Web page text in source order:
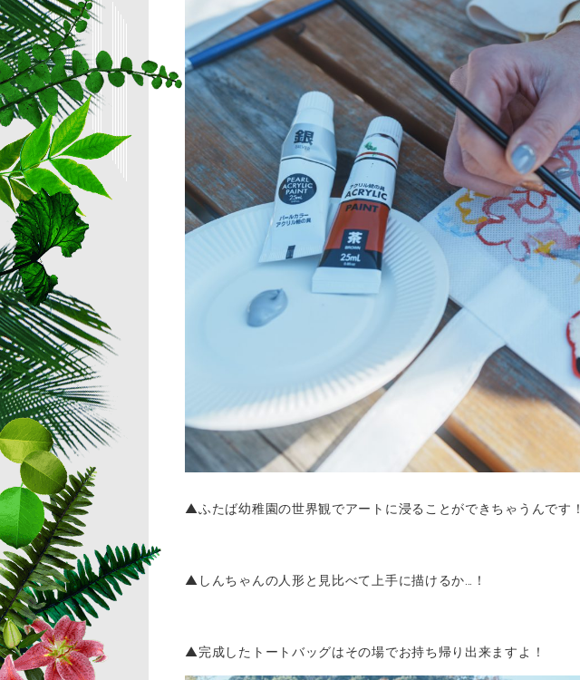
▲ふたば幼稚園の世界観でアートに浸ることができちゃうんです！
▲しんちゃんの人形と見比べて上手に描けるか…！
▲完成したトートバッグはその場でお持ち帰り出来ますよ！